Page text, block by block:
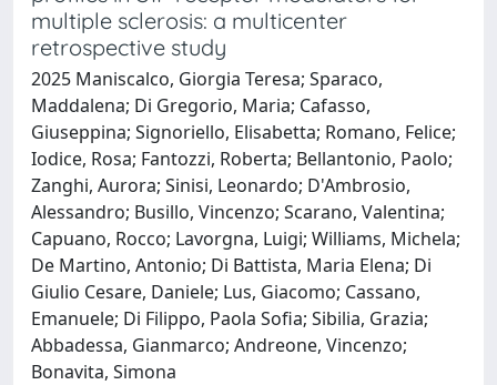
multiple sclerosis: a multicenter
retrospective study
2025 Maniscalco, Giorgia Teresa; Sparaco,
Maddalena; Di Gregorio, Maria; Cafasso,
Giuseppina; Signoriello, Elisabetta; Romano, Felice;
Iodice, Rosa; Fantozzi, Roberta; Bellantonio, Paolo;
Zanghi, Aurora; Sinisi, Leonardo; D'Ambrosio,
Alessandro; Busillo, Vincenzo; Scarano, Valentina;
Capuano, Rocco; Lavorgna, Luigi; Williams, Michela;
De Martino, Antonio; Di Battista, Maria Elena; Di
Giulio Cesare, Daniele; Lus, Giacomo; Cassano,
Emanuele; Di Filippo, Paola Sofia; Sibilia, Grazia;
Abbadessa, Gianmarco; Andreone, Vincenzo;
Bonavita, Simona